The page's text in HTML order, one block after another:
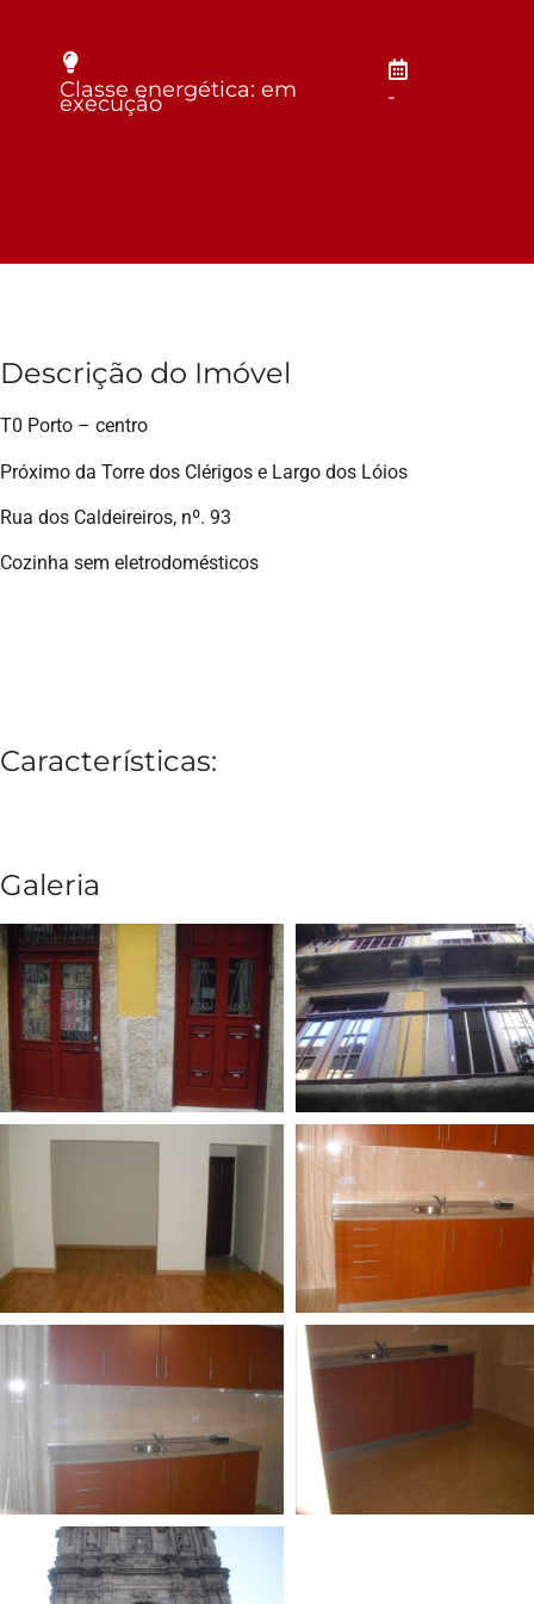
Classe energética: em
execução -
Descrição do Imóvel
T0 Porto – centro
Próximo da Torre dos Clérigos e Largo dos Lóios
Rua dos Caldeireiros, nº. 93
Cozinha sem eletrodomésticos
Características:
Galeria